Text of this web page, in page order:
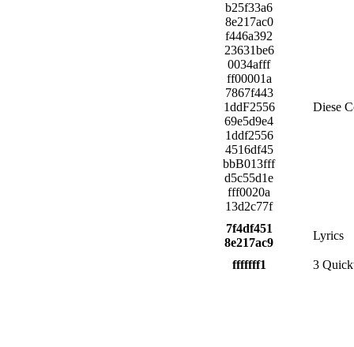
b25f33a6
8e217ac0
f446a392
23631be6
0034afff
ff00001a
7867f443
1ddF2556
69e5d9e4
1ddf2556
4516df45
bbB013fff
d5c55d1e
fff0020a
13d2c77f
Diese
7f4df451
8e217ac9
Lyrics
fffffff1 3